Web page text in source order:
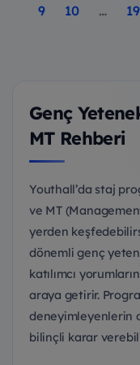
9
10 … 19
Genç
MT Rehberi
Youthall’da staj
ve MT
yerden
dönemli genç
katılımcı
araya getirir.
deneyimleyenlerin
bilinçli karar